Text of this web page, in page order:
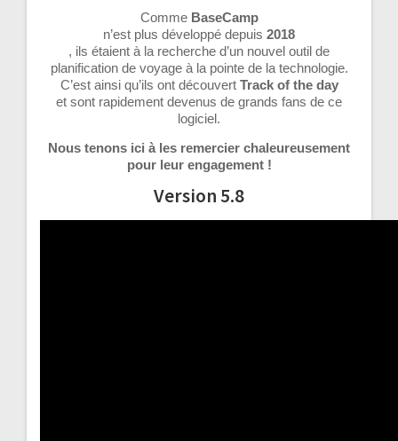
Comme BaseCamp
n’est plus développé depuis 2018
, ils étaient à la recherche d’un nouvel outil de
planification de voyage à la pointe de la technologie.
C’est ainsi qu’ils ont découvert Track of the day
et sont rapidement devenus de grands fans de ce
logiciel.
Nous tenons ici à les remercier chaleureusement
pour leur engagement !
Version 5.8